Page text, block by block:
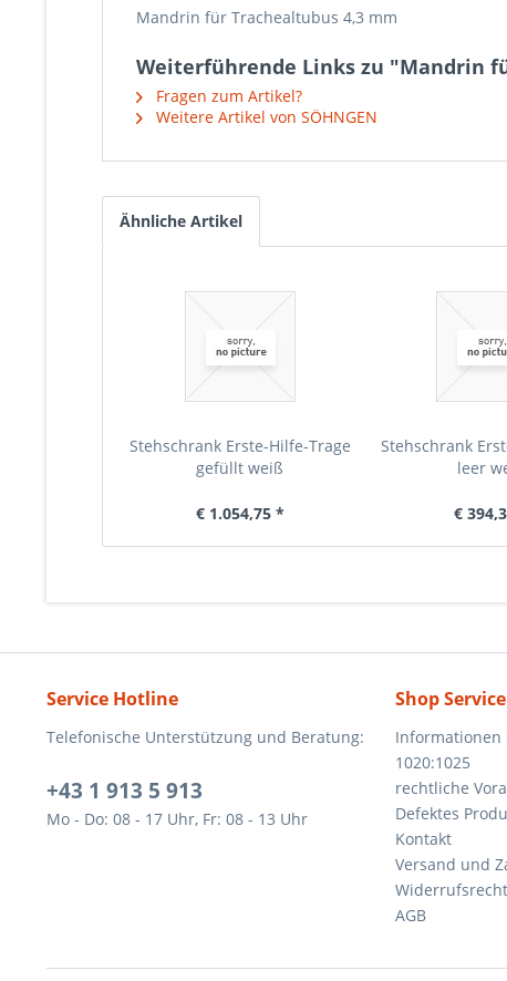
Mandrin für Trachealtubus 4,3 mm
Weiterführende Links zu "Mandrin
Fragen zum Artikel?
Weitere Artikel von SÖHNGEN
Ähnliche Artikel
Stehschrank Erste-Hilfe-Trage
gefüllt weiß
€ 1.054,75 *
Stehschrank
leer
€
Service Hotline
Telefonische Unterstützung und Beratung:
+43 1 913 5 913
Mo - Do: 08 - 17 Uhr, Fr: 08 - 13 Uhr
Shop Service
Informationen
1020:1025
rechtliche
Defektes
Kontakt
Versand und
Widerrufsrecht
AGB